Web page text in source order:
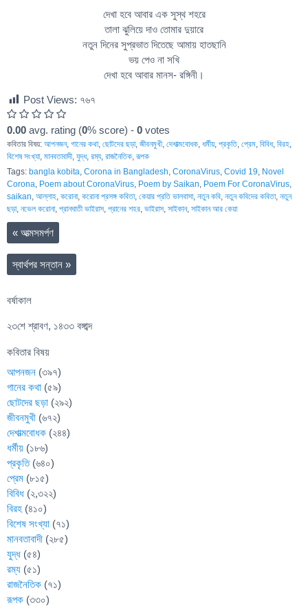
দেখা হবে আবার এক সুস্থ শহরে
তালা ঝুলিয়ে দাও তোমার দুয়ারে
নতুন দিনের সুপ্রভাত দিতেছে আমায় হাতছানি
ভয় পেও না সখি
দেখা হবে আবার মানস- রঙ্গিনী।
Post Views: ৭৬৭
0.00 avg. rating (0% score) - 0 votes
কবিতার বিষয়: আপনজন, গানের কথা, ছোটদের ছড়া, জীবনমুখী, দেশাত্মবোধক, ধর্মীয়, প্রকৃতি, প্রেম, বিবিধ, বিরহ,
বিশেষ সংখ্যা, মানবতাবাদী, যুদ্ধ, রম্য, রাজনৈতিক,রূপক
Tags: bangla kobita, Corona in Bangladesh, CoronaVirus, Covid 19, Novel
Corona, Poem about CoronaVirus, Poem by Saikan, Poem For CoronaVirus,
saikan, আল্লাহ, করোনা, করোনা প্রসঙ্গ কবিতা, কেয়ার প্রতি ভালবাসা, নতুন কবি, নতুন কবিদের কবিতা, নতুন
ছড়া, নভেল করোনা, প্রানঘাতী ভাইরাস, প্রানের শহর, ভাইরাস, সাইকান, সাইকান আর কেয়া
« আত্মসমর্পণ
স্বার্থপর সন্তান »
বর্ষাকাল
২৩শে শ্রাবণ, ১৪৩৩ বঙ্গাব্দ
কবিতার বিষয়
আপনজন (৩৯৭)
গানের কথা (৫৯)
ছোটদের ছড়া (২৯২)
জীবনমুখী (৬৭২)
দেশাত্মবোধক (২৪৪)
ধর্মীয় (১৮৬)
প্রকৃতি(৬৪০)
প্রেম (৮১৫)
বিবিধ (২,৩২২)
বিরহ (৪১০)
বিশেষ সংখ্যা (৭১)
মানবতাবাদী (২৮৫)
যুদ্ধ (৫৪)
রম্য (৫১)
রাজনৈতিক (৭১)
রূপক (৩৩০)